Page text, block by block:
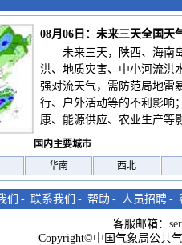
08月06日：未来三天全国天
未来三天，陕西、海南
洪、地质灾害、中小河流洪
强对流天气，需防范局地雷
行、户外活动等的不利影响
康、能源供应、农业生产等
国内主要城市
华南 西北
们 - 联系我们 - 帮助 - 人员招聘 -
客服邮箱：
Copyright©中国气象局公共